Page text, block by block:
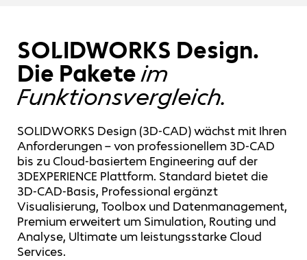
SOLIDWORKS Design.
Die Paketeim
Funktionsvergleich.
SOLIDWORKS Design (3D-CAD) wächst mit Ihren
Anforderungen – von professionellem 3D-CAD
bis zu Cloud-basiertem Engineering auf der
3DEXPERIENCE Plattform. Standard bietet die
3D-CAD-Basis, Professional ergänzt
Visualisierung, Toolbox und Datenmanagement,
Premium erweitert um Simulation, Routing und
Analyse, Ultimate um leistungsstarke Cloud
Services.